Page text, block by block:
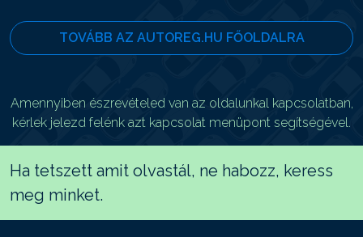
TOVÁBB AZ AUTOREG.HU FŐOLDALRA
Amennyiben észrevételed van az oldalunkal kapcsolatban,
kérlek jelezd felénk azt kapcsolat menüpont segítségével.
Ha tetszett amit olvastál, ne habozz, keress
meg minket.